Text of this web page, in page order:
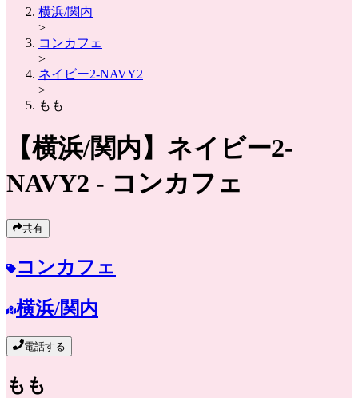
横浜/関内
>
コンカフェ
>
ネイビー2-NAVY2
>
もも
【横浜/関内】 ネイビー2-
NAVY2 - コンカフェ
共有
コンカフェ
横浜/関内
電話する
もも